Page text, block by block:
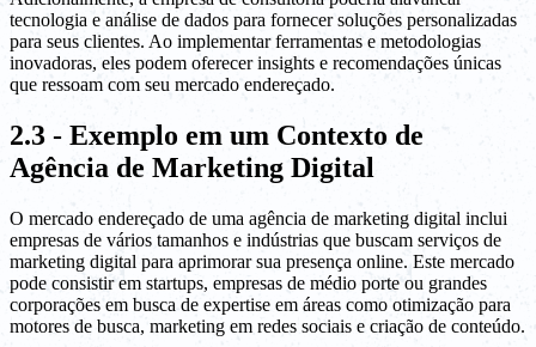
tecnologia e análise de dados para fornecer soluções personalizadas
para seus clientes. Ao implementar ferramentas e metodologias
inovadoras, eles podem oferecer insights e recomendações únicas
que ressoam com seu mercado endereçado.
2.3 - Exemplo em um Contexto de
Agência de Marketing Digital
O mercado endereçado de uma agência de marketing digital inclui
empresas de vários tamanhos e indústrias que buscam serviços de
marketing digital para aprimorar sua presença online. Este mercado
pode consistir em startups, empresas de médio porte ou grandes
corporações em busca de expertise em áreas como otimização para
motores de busca, marketing em redes sociais e criação de conteúdo.